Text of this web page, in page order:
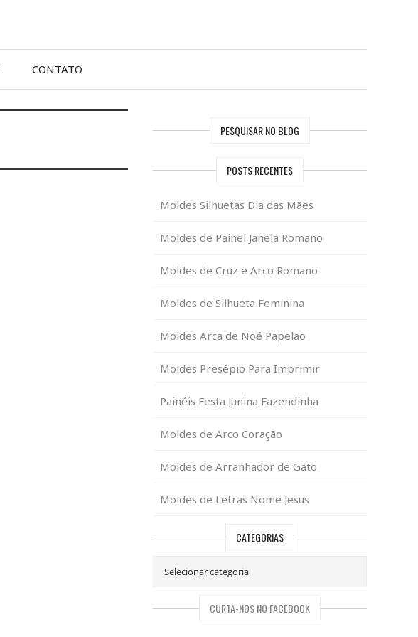
CONTATO
PESQUISAR NO BLOG
POSTS RECENTES
Moldes Silhuetas Dia das Mães
Moldes de Painel Janela Romano
Moldes de Cruz e Arco Romano
Moldes de Silhueta Feminina
Moldes Arca de Noé Papelão
Moldes Presépio Para Imprimir
Painéis Festa Junina Fazendinha
Moldes de Arco Coração
Moldes de Arranhador de Gato
Moldes de Letras Nome Jesus
CATEGORIAS
CURTA-NOS NO FACEBOOK